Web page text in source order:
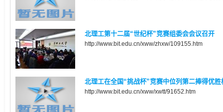
北理工第十二届“世纪杯”竞赛组委会会议召开
http://www.bit.edu.cn/xww/zhxw/109155.htm
北理工在全国“挑战杯”竞赛中位列第二捧得优胜
http://www.bit.edu.cn/xww/xwtt/91652.htm